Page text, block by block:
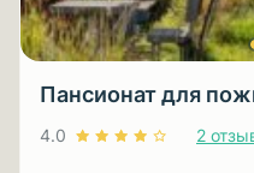
Пансионат для
4.0 2